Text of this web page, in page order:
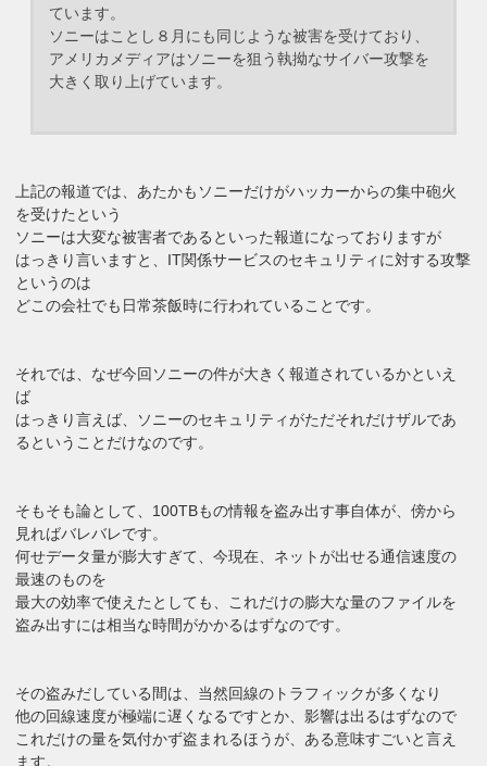
ています。
ソニーはことし８月にも同じような被害を受けており、
アメリカメディアはソニーを狙う執拗なサイバー攻撃を
大きく取り上げています。
上記の報道では、あたかもソニーだけがハッカーからの集中砲火
を受けたという
ソニーは大変な被害者であるといった報道になっておりますが
はっきり言いますと、IT関係サービスのセキュリティに対する攻撃
というのは
どこの会社でも日常茶飯時に行われていることです。
それでは、なぜ今回ソニーの件が大きく報道されているかといえ
ば
はっきり言えば、ソニーのセキュリティがただそれだけザルであ
るということだけなのです。
そもそも論として、100TBもの情報を盗み出す事自体が、傍から
見ればバレバレです。
何せデータ量が膨大すぎて、今現在、ネットが出せる通信速度の
最速のものを
最大の効率で使えたとしても、これだけの膨大な量のファイルを
盗み出すには相当な時間がかかるはずなのです。
その盗みだしている間は、当然回線のトラフィックが多くなり
他の回線速度が極端に遅くなるですとか、影響は出るはずなので
これだけの量を気付かず盗まれるほうが、ある意味すごいと言え
ます。